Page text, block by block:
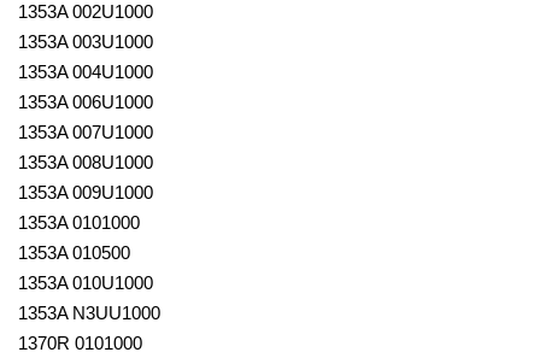
1353A 002U1000
1353A 003U1000
1353A 004U1000
1353A 006U1000
1353A 007U1000
1353A 008U1000
1353A 009U1000
1353A 0101000
1353A 010500
1353A 010U1000
1353A N3UU1000
1370R 0101000